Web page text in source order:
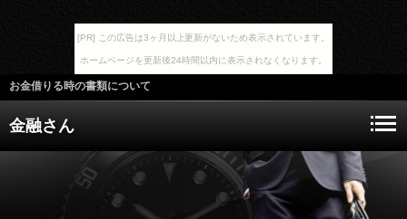
[PR] この広告は3ヶ月以上更新がないため表示されています。
ホームページを更新後24時間以内に表示されなくなります。
お金借りる時の書類について
金融さん